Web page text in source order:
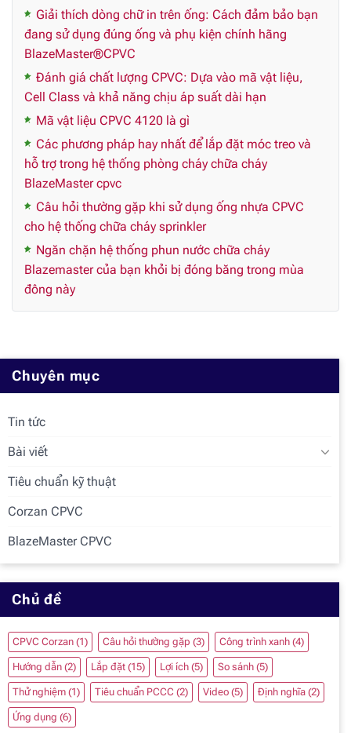
Giải thích dòng chữ in trên ống: Cách đảm bảo bạn
đang sử dụng đúng ống và phụ kiện chính hãng
BlazeMaster®CPVC
Đánh giá chất lượng CPVC: Dựa vào mã vật liệu,
Cell Class và khả năng chịu áp suất dài hạn
Mã vật liệu CPVC 4120 là gì
Các phương pháp hay nhất để lắp đặt móc treo và
hỗ trợ trong hệ thống phòng cháy chữa cháy
BlazeMaster cpvc
Câu hỏi thường gặp khi sử dụng ống nhựa CPVC
cho hệ thống chữa cháy sprinkler
Ngăn chặn hệ thống phun nước chữa cháy
Blazemaster của bạn khỏi bị đóng băng trong mùa
đông này
Chuyên mục
Tin tức
Bài viết
Tiêu chuẩn kỹ thuật
Corzan CPVC
BlazeMaster CPVC
Chủ đề
CPVC Corzan (1) Câu hỏi thường gặp (3) Công trình xanh (4)
Hướng dẫn (2) Lắp đặt (15) Lợi ích (5) So sánh (5)
Thử nghiệm (1) Tiêu chuẩn PCCC (2) Video (5) Định nghĩa (2)
Ứng dụng (6)